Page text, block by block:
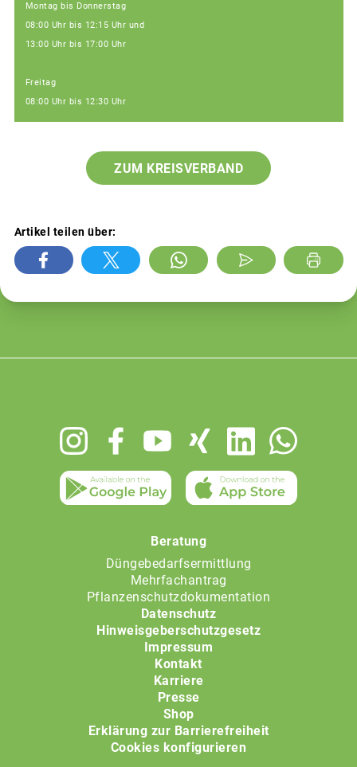
Montag bis Donnerstag
08:00 Uhr bis 12:15 Uhr und
13:00 Uhr bis 17:00 Uhr
Freitag
08:00 Uhr bis 12:30 Uhr
ZUM KREISVERBAND
Artikel teilen über:
Beratung
Düngebedarfsermittlung
Mehrfachantrag
Pflanzenschutzdokumentation
Datenschutz
Hinweisgeberschutzgesetz
Impressum
Kontakt
Karriere
Presse
Shop
Erklärung zur Barrierefreiheit
Cookies konfigurieren